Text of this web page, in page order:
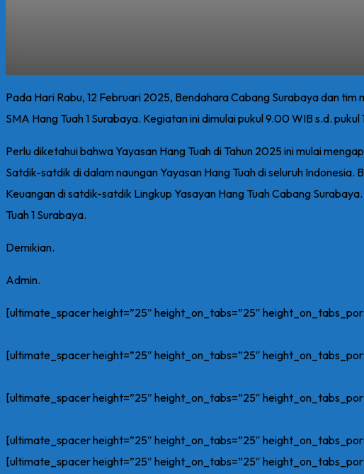
Pada Hari Rabu, 12 Februari 2025, Bendahara Cabang Surabaya dan
SMA Hang Tuah 1 Surabaya. Kegiatan ini dimulai pukul 9.00 WIB s.d. pukul
Perlu diketahui bahwa Yayasan Hang Tuah di Tahun 2025 ini mulai
Satdik-satdik di dalam naungan Yayasan Hang Tuah di seluruh
Keuangan di satdik-satdik Lingkup Yasayan Hang Tuah Cabang
Tuah 1 Surabaya.
Demikian.
Admin.
[ultimate_spacer height=”25″ height_on_tabs=”25″
[ultimate_spacer height=”25″ height_on_tabs=”25″
[ultimate_spacer height=”25″ height_on_tabs=”25″
[ultimate_spacer height=”25″ height_on_tabs=”25″
[ultimate_spacer height=”25″ height_on_tabs=”25″